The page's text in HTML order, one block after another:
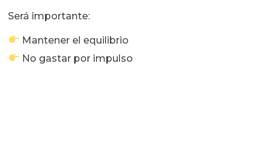
Será importante:
Mantener el equilibrio
No gastar por impulso